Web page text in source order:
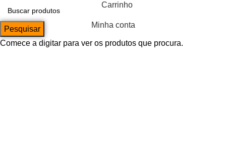
Pesquisar
Comece a digitar para ver os produtos que procura.
Carrinho
Minha conta